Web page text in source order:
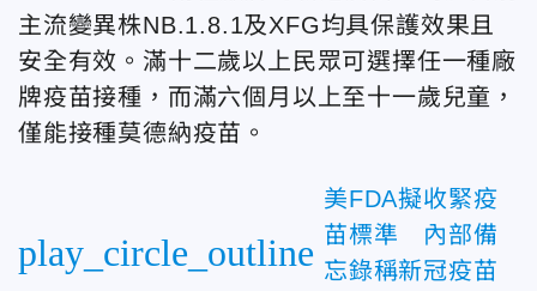
主流變異株NB.1.8.1及XFG均具保護效果且
安全有效。滿十二歲以上民眾可選擇任一種廠
牌疫苗接種，而滿六個月以上至十一歲兒童，
僅能接種莫德納疫苗。
play_circle_outline
美FDA擬收緊疫
苗標準 內部備
忘錄稱新冠疫苗